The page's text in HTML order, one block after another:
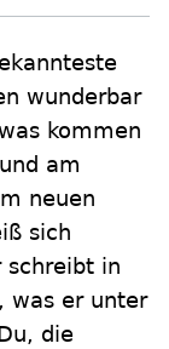
wunderbar
kommen
am
neuen
sich
schreibt in
was er unter
die